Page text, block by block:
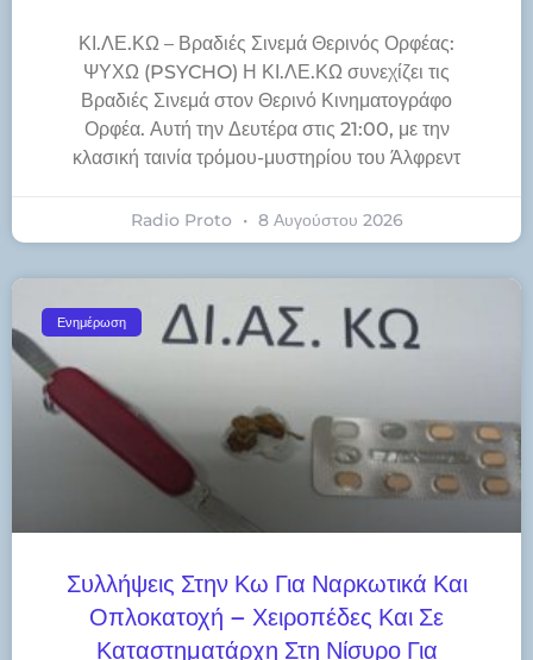
ΚΙ.ΛΕ.ΚΩ – Βραδιές Σινεμά Θερινός Ορφέας:
ΨΥΧΩ (PSYCHO) Η ΚΙ.ΛΕ.ΚΩ συνεχίζει τις
Βραδιές Σινεμά στον Θερινό Κινηματογράφο
Ορφέα. Αυτή την Δευτέρα στις 21:00, με την
κλασική ταινία τρόμου-μυστηρίου του Άλφρεντ
Radio Proto 8 Αυγούστου 2026
Ενημέρωση
Συλλήψεις Στην Κω Για Ναρκωτικά Και
Οπλοκατοχή – Χειροπέδες Και Σε
Καταστηματάρχη Στη Νίσυρο Για